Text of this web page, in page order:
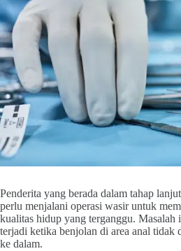
Penderita yang berada dalam tahap
perlu menjalani operasi wasir untuk
kualitas hidup yang terganggu. Masalah
terjadi ketika benjolan di area anal tidak
ke dalam.